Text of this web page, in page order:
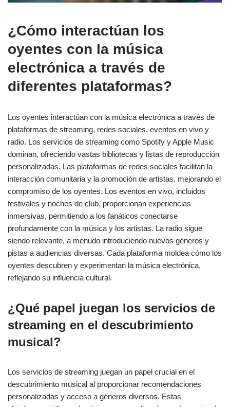
¿Cómo interactúan los
oyentes con la música
electrónica a través de
diferentes plataformas?
Los oyentes interactúan con la música electrónica a través de
plataformas de streaming, redes sociales, eventos en vivo y
radio. Los servicios de streaming como Spotify y Apple Music
dominan, ofreciendo vastas bibliotecas y listas de reproducción
personalizadas. Las plataformas de redes sociales facilitan la
interacción comunitaria y la promoción de artistas, mejorando el
compromiso de los oyentes. Los eventos en vivo, incluidos
festivales y noches de club, proporcionan experiencias
inmersivas, permitiendo a los fanáticos conectarse
profundamente con la música y los artistas. La radio sigue
siendo relevante, a menudo introduciendo nuevos géneros y
pistas a audiencias diversas. Cada plataforma moldea cómo los
oyentes descubren y experimentan la música electrónica,
reflejando su influencia cultural.
¿Qué papel juegan los servicios de
streaming en el descubrimiento
musical?
Los servicios de streaming juegan un papel crucial en el
descubrimiento musical al proporcionar recomendaciones
personalizadas y acceso a géneros diversos. Estas